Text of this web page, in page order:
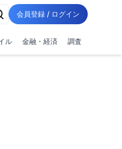
会員登録 / ログイン
ル 金融・経済 調査